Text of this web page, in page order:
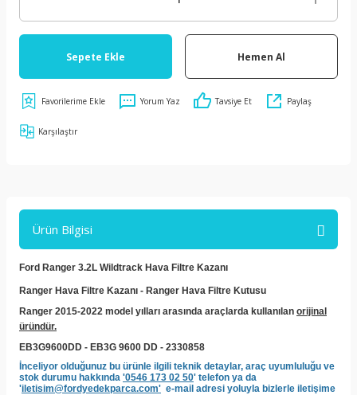
Sepete Ekle Hemen Al
Yorum Yaz Tavsiye Et Paylaş
Karşılaştır
Ürün Bilgisi
Ford Ranger 3.2L Wildtrack Hava Filtre Kazanı
Ranger Hava Filtre Kazanı - Ranger Hava Filtre Kutusu
Ranger 2015-2022 model yılları arasında araçlarda kullanılan orijinal
üründür.
EB3G9600DD - EB3G 9600 DD - 2330858
İnceliyor olduğunuz bu ürünle ilgili teknik detaylar, araç uyumluluğu ve
stok durumu hakkında '0546 173 02 50' telefon ya da
'iletisim@fordyedekparca.com' e-mail adresi yoluyla bizlerle iletişime